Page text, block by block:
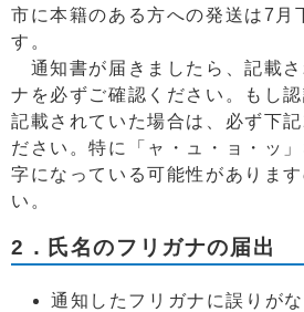
市に本籍のある方への発送は7月
す。
通知書が届きましたら、記載
ナを必ずご確認ください。もし
記載されていた場合は、必ず下
ださい。特に「ャ・ュ・ョ・ッ
字になっている可能性がありま
い。
2．氏名のフリガナの届出
通知したフリガナに誤りが